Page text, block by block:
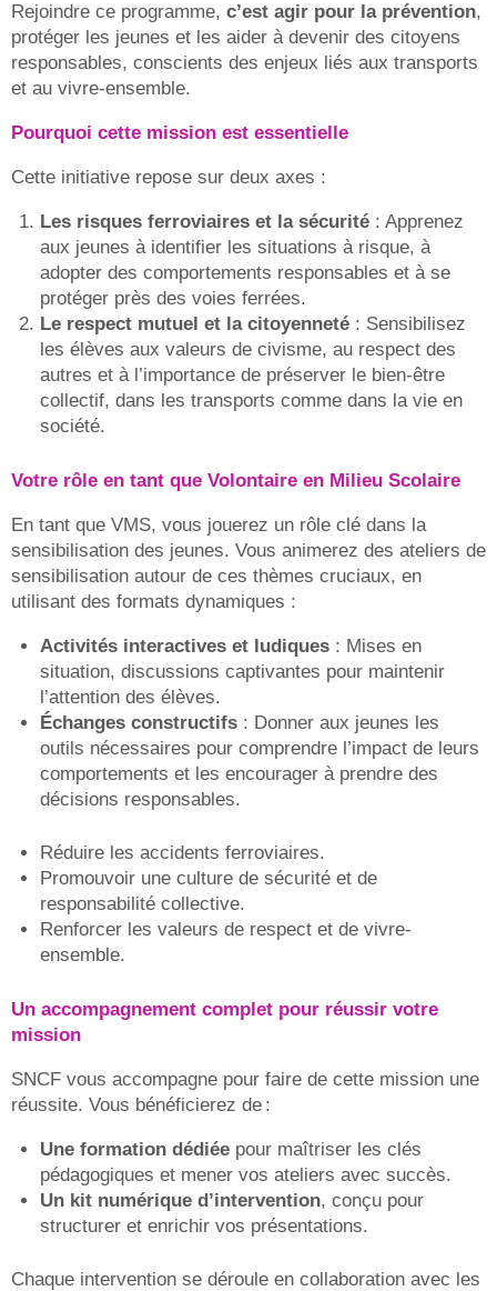
Rejoindre ce programme, c’est agir pour la prévention,
protéger les jeunes et les aider à devenir des citoyens
responsables, conscients des enjeux liés aux transports
et au vivre-ensemble.
Pourquoi cette mission est essentielle
Cette initiative repose sur deux axes :
Les risques ferroviaires et la sécurité: Apprenez
aux jeunes à identifier les situations à risque, à
adopter des comportements responsables et à se
protéger près des voies ferrées.
Le respect mutuel et la citoyenneté: Sensibilisez
les élèves aux valeurs de civisme, au respect des
autres et à l’importance de préserver le bien-être
collectif, dans les transports comme dans la vie en
société.
Votre rôle en tant que Volontaire en Milieu Scolaire
En tant que VMS, vous jouerez un rôle clé dans la
sensibilisation des jeunes. Vous animerez des ateliers de
sensibilisation autour de ces thèmes cruciaux, en
utilisant des formats dynamiques :
Activités interactives et ludiques: Mises en
situation, discussions captivantes pour maintenir
l’attention des élèves.
Échanges constructifs: Donner aux jeunes les
outils nécessaires pour comprendre l’impact de leurs
comportements et les encourager à prendre des
décisions responsables.
Réduire les accidents ferroviaires.
Promouvoir une culture de sécurité et de
responsabilité collective.
Renforcer les valeurs de respect et de vivre-
ensemble.
Un accompagnement complet pour réussir votre
mission
SNCF vous accompagne pour faire de cette mission une
réussite. Vous bénéficierez de :
Une formation dédiéepour maîtriser les clés
pédagogiques et mener vos ateliers avec succès.
Un kit numérique d’intervention, conçu pour
structurer et enrichir vos présentations.
Chaque intervention se déroule en collaboration avec les